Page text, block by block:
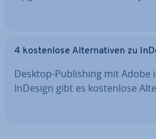
4 kos­ten­lo­se Al­ter­na­ti­ven zu
Desktop-Pu­bli­shing mit Adobe
InDesign gibt es kos­ten­lo­se